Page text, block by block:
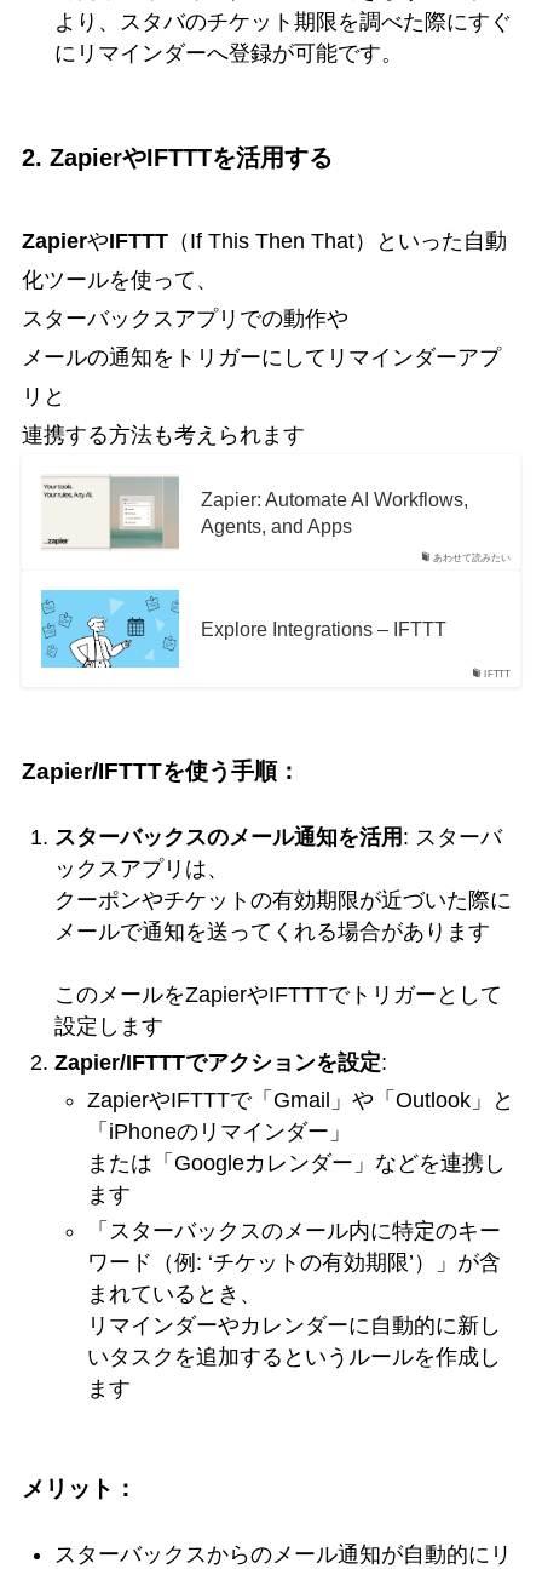
より、スタバのチケット期限を調べた際にすぐ
にリマインダーへ登録が可能です。
2. ZapierやIFTTTを活用する
ZapierやIFTTT（If This Then That）といった自動
化ツールを使って、
スターバックスアプリでの動作や
メールの通知をトリガーにしてリマインダーアプ
リと
連携する方法も考えられます
あわせて読みたい
Zapier: Automate AI Workflows,
Agents, and Apps
IFTTT
Explore Integrations – IFTTT
Zapier/IFTTTを使う手順：
スターバックスのメール通知を活用 : スターバ
ックスアプリは、
クーポンやチケットの有効期限が近づいた際に
メールで通知を送ってくれる場合があります
このメールをZapierやIFTTTでトリガーとして
設定します
Zapier/IFTTTでアクションを設定:
ZapierやIFTTTで「Gmail」や「Outlook」と
「iPhoneのリマインダー」
または「Googleカレンダー」などを連携し
ます
「スターバックスのメール内に特定のキー
ワード（例: ‘チケットの有効期限’）」が含
まれているとき、
リマインダーやカレンダーに自動的に新し
いタスクを追加するというルールを作成し
ます
メリット：
スターバックスからのメール通知が自動的にリ